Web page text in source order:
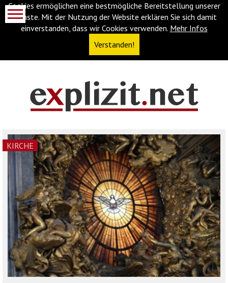
Cookies ermöglichen eine bestmögliche Bereitstellung unserer
Dienste. Mit der Nutzung der Website erklären Sie sich damit
einverstanden, dass wir Cookies verwenden. Mehr Infos
Verstanden!
(Accesskey
'1')Zur
Navigation
(Accesskey
'3') Zur
Suche
springen
(Accesskey
KIRCHE